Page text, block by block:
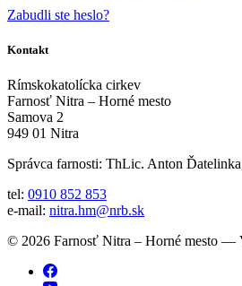
Zabudli ste heslo?
Kontakt
Rímskokatolícka cirkev
Farnosť Nitra – Horné mesto
Samova 2
949 01 Nitra
Správca farnosti: ThLic. Anton
tel: 0910 852 853
e-mail: nitra.hm@nrb.sk
© 2026 Farnosť Nitra – Horné mesto —